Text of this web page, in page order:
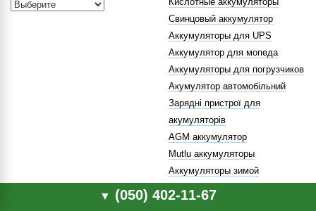
Свинцовый аккумулятор
Аккумуляторы для UPS
Аккумулятор для мопеда
Аккумуляторы для погрузчиков
Акумулятор автомобільний
Зарядні пристрої для
акумуляторів
AGM аккумулятор
Mutlu аккумуляторы
Аккумуляторы зимой
▼ (050) 402-11-67